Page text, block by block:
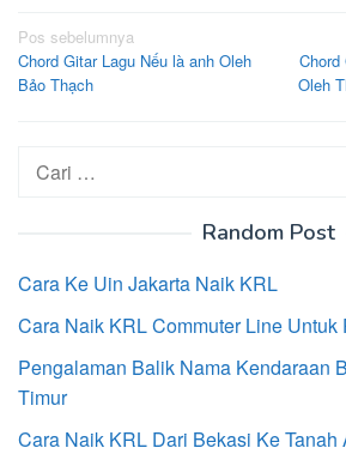
Navigasi
pos
Pos sebelumnya
Chord Gitar Lagu Nếu là anh Oleh
Bảo Thạch
Chord
Oleh
Cari
untuk:
Random Post
Cara Ke Uin Jakarta Naik KRL
Cara Naik KRL Commuter Line Untuk
Pengalaman Balik Nama Kendaraan
Timur
Cara Naik KRL Dari Bekasi Ke Tanah